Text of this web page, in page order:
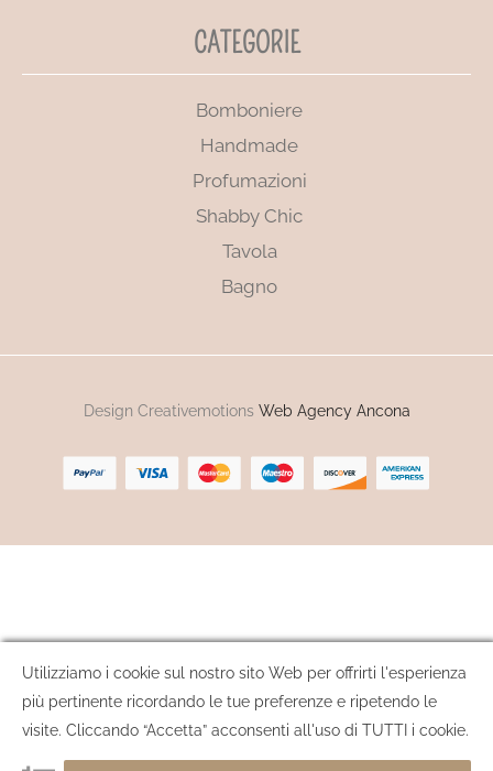
CATEGORIE
Bomboniere
Handmade
Profumazioni
Shabby Chic
Tavola
Bagno
Design Creativemotions Web Agency Ancona
Utilizziamo i cookie sul nostro sito Web per offrirti l'esperienza
più pertinente ricordando le tue preferenze e ripetendo le
visite. Cliccando “Accetta” acconsenti all'uso di TUTTI i cookie.